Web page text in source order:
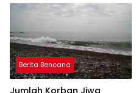
Berita Bencana
Jumlah Korban Jiwa